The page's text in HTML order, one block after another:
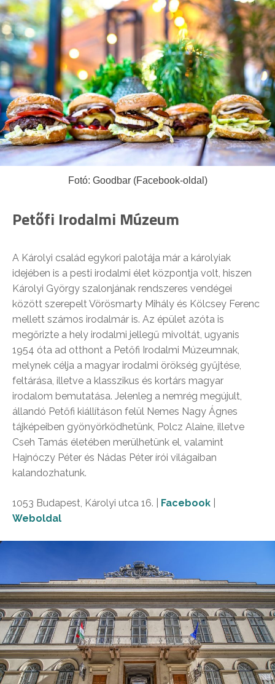
Fotó: Goodbar (Facebook-oldal)
Petőfi Irodalmi Múzeum
A Károlyi család egykori palotája már a károlyiak
idejében is a pesti irodalmi élet központja volt, hiszen
Károlyi György szalonjának rendszeres vendégei
között szerepelt Vörösmarty Mihály és Kölcsey Ferenc
mellett számos irodalmár is. Az épület azóta is
megőrizte a hely irodalmi jellegű mivoltát, ugyanis
1954 óta ad otthont a Petőfi Irodalmi Múzeumnak,
melynek célja a magyar irodalmi örökség gyűjtése,
feltárása, illetve a klasszikus és kortárs magyar
irodalom bemutatása. Jelenleg a nemrég megújult,
állandó Petőfi kiállításon felül Nemes Nagy Ágnes
tájképeiben gyönyörködhetünk, Polcz Alaine, illetve
Cseh Tamás életében merülhetünk el, valamint
Hajnóczy Péter és Nádas Péter írói világaiban
kalandozhatunk.
1053 Budapest, Károlyi utca 16. | Facebook
Weboldal